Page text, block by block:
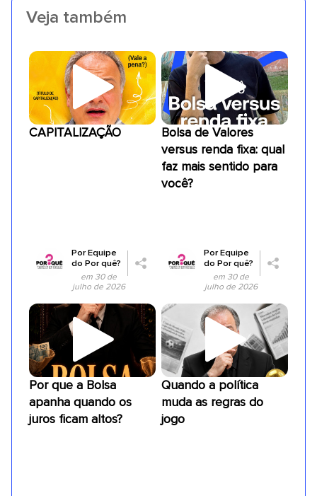
Veja também
CAPITALIZAÇÃO
PorEquipe
do Por quê?
em 30 de
julho de 2026
Bolsa de Valores
versus renda fixa: qual
faz mais sentido para
você?
PorEquipe
do Por quê?
em 30 de
julho de 2026
Por que a Bolsa
apanha quando os
juros ficam altos?
Quando a política
muda as regras do
jogo